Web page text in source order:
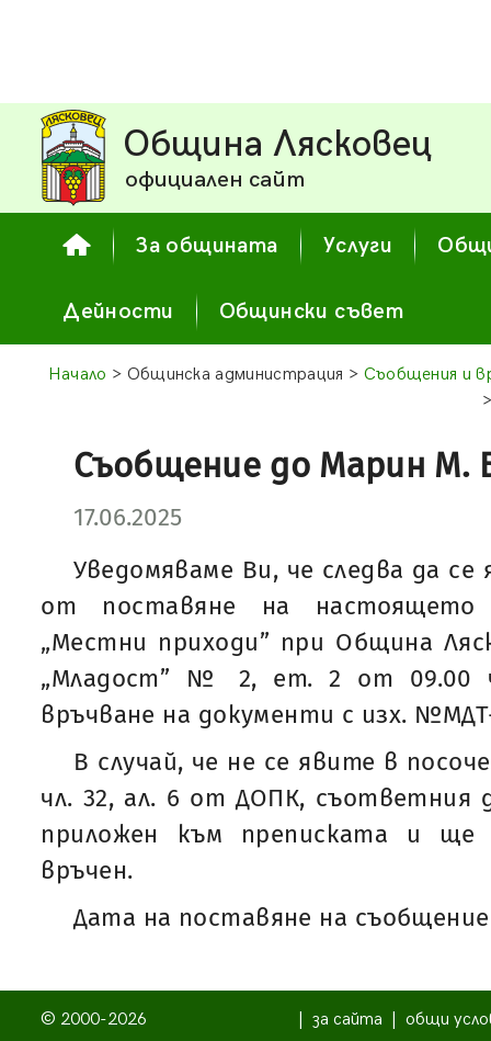
Община Лясковец
официален сайт
За общината Услуги
Дейности Общински съвет
Начало > Общинска администрация > Съобщения и
Съобщение до Марин М.
17.06.2025
Уведомяваме Ви, че следва да
от поставяне на
„Местни приходи” при Община
„Младост” № 2, ет. 2 от 09.00
връчване на документи с изх. №МДТ-
В случай, че не се явите в
чл. 32, ал. 6 от ДОПК,
приложен към преписката и ще
връчен.
Дата на поставяне на
© 2000-2026
за сайта
общи